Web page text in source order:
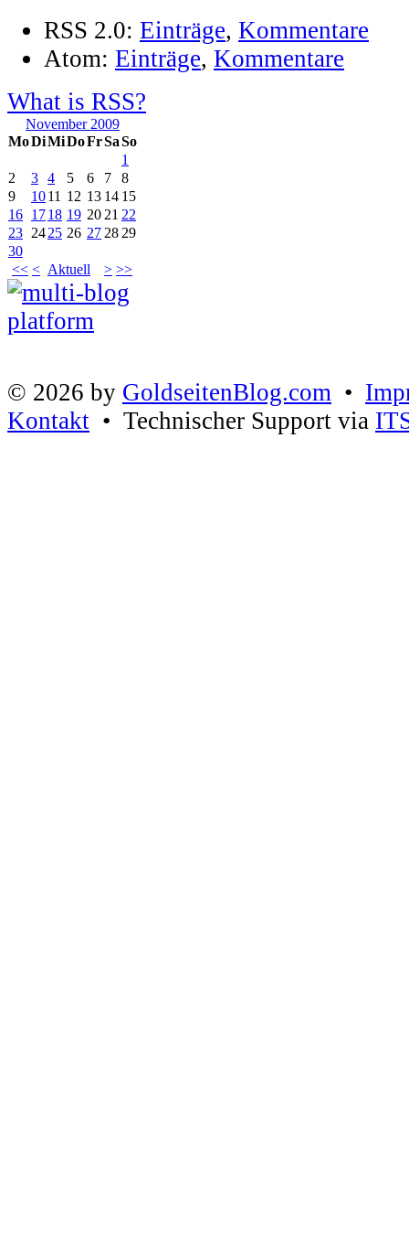
RSS 2.0: Einträge, Kommentare
Atom: Einträge, Kommentare
What is RSS?
November 2009
MoDiMiDoFrSaSo
<< < Aktuell > >>
1
2
3 4 5 6 7
8
9
1011 12 13 14 15
16 1718 19 20 21 22
23 2425 26 27 28 29
30
© 2026 by GoldseitenBlog.com •
Kontakt • Technischer Support via